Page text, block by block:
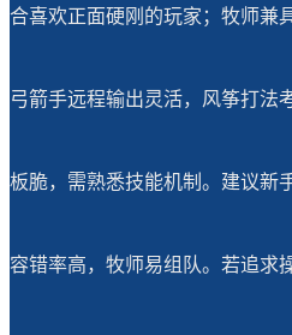
合喜欢正面硬刚的玩家；牧师兼
弓箭手远程输出灵活，风筝打法
板脆，需熟悉技能机制。建议新
容错率高，牧师易组队。若追求